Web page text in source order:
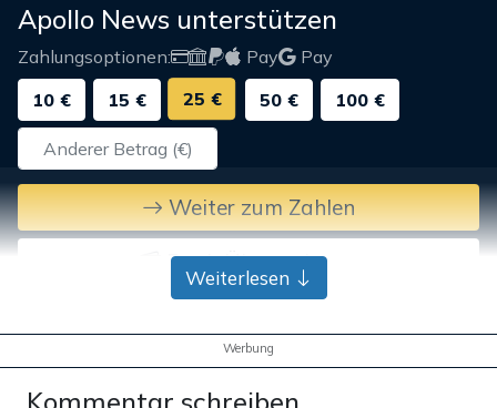
Apollo News unterstützen
Zahlungsoptionen: Pay
Pay
10 €
15 € 25 € 50 € 100 €
Weiter zum Zahlen
Bank-Überweisung
Weiterlesen
Werbung